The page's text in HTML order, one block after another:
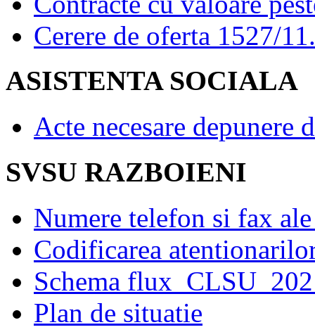
Cerere de oferta 1527/
ASISTENTA SOCIALA
Acte necesare depunere
SVSU RAZBOIENI
Numere telefon si fax
Codificarea
Schema
Plan de situatie